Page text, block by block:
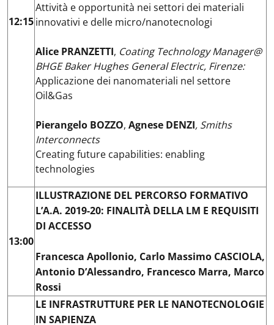
12:15
Attività e opportunità nei settori dei materiali
innovativi e delle micro/nanotecnologi
Alice PRANZETTI, Coating Technology Manager@
BHGE Baker Hughes General Electric, Firenze:
Applicazione dei nanomateriali nel settore
Oil&Gas
Pierangelo BOZZO, Agnese DENZI, Smiths
Interconnects
Creating future capabilities: enabling
technologies
13:00
ILLUSTRAZIONE DEL PERCORSO FORMATIVO
L’A.A. 2019-20: FINALITÀ DELLA LM E REQUISITI
DI ACCESSO
Francesca Apollonio, Carlo Massimo CASCIOLA,
Antonio D’Alessandro, Francesco Marra, Marco
Rossi
LE INFRASTRUTTURE PER LE NANOTECNOLOGIE
IN SAPIENZA